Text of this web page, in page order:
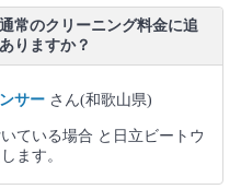
常のクリーニング料金に追
りますか？
サー さん(和歌山県)
ている場合 と日立ビートウ
ます。